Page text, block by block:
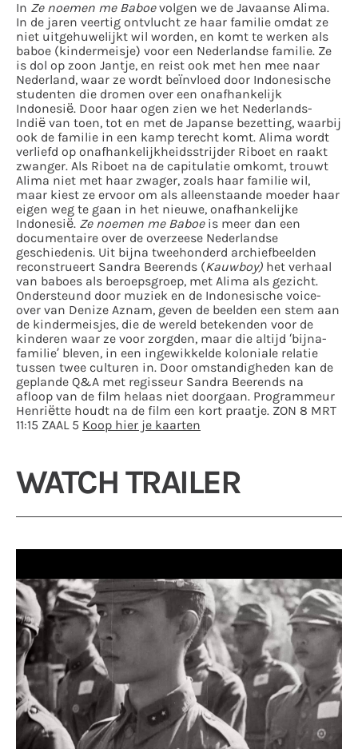
In Ze noemen me Baboevolgen we de Javaanse Alima.
In de jaren veertig ontvlucht ze haar familie omdat ze
niet uitgehuwelijkt wil worden, en komt te werken als
baboe (kindermeisje) voor een Nederlandse familie. Ze
is dol op zoon Jantje, en reist ook met hen mee naar
Nederland, waar ze wordt beïnvloed door Indonesische
studenten die dromen over een onafhankelijk
Indonesië. Door haar ogen zien we het Nederlands-
Indië van toen, tot en met de Japanse bezetting, waarbij
ook de familie in een kamp terecht komt. Alima wordt
verliefd op onafhankelijkheidsstrijder Riboet en raakt
zwanger. Als Riboet na de capitulatie omkomt, trouwt
Alima niet met haar zwager, zoals haar familie wil,
maar kiest ze ervoor om als alleenstaande moeder haar
eigen weg te gaan in het nieuwe, onafhankelijke
Indonesië. Ze noemen me Baboeis meer dan een
documentaire over de overzeese Nederlandse
geschiedenis. Uit bijna tweehonderd archiefbeelden
reconstrueert Sandra Beerends (Kauwboy) het verhaal
van baboes als beroepsgroep, met Alima als gezicht.
Ondersteund door muziek en de Indonesische voice-
over van Denize Aznam, geven de beelden een stem aan
de kindermeisjes, die de wereld betekenden voor de
kinderen waar ze voor zorgden, maar die altijd ‘bijna-
familie’ bleven, in een ingewikkelde koloniale relatie
tussen twee culturen in. Door omstandigheden kan de
geplande Q&A met regisseur Sandra Beerends na
afloop van de film helaas niet doorgaan. Programmeur
Henriëtte houdt na de film een kort praatje. ZON 8 MRT
11:15 ZAAL 5 Koop hier je kaarten
WATCH TRAILER